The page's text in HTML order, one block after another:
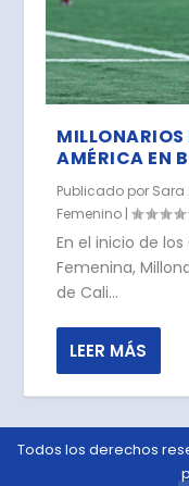
AMÉRICA EN
Publicado por Sara
Femenino |
En el inicio de
Femenina,
de Cali...
LEER MÁS
Todos los derechos